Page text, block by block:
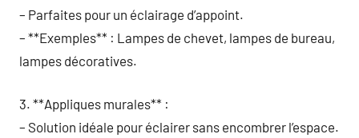
– Parfaites pour un éclairage d’appoint.
– **Exemples** : Lampes de chevet, lampes de bureau,
lampes décoratives.
3. **Appliques murales** :
– Solution idéale pour éclairer sans encombrer l’espace.